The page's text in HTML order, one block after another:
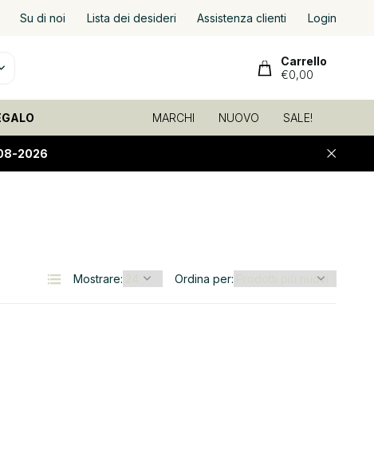
veloce ed economica!
Su di noi Lista dei desideri Assistenza clienti Login
Carrello
€0,00
MARCHI NUOVO SALE!
2026
Mostrare: Ordina per: